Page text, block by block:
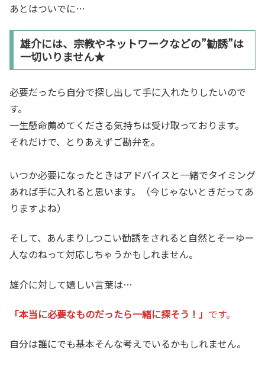
あとはついでに…
雄介には、宗教やネットワークなどの”勧誘”は
一切いりません★
必要だったら自分で探し出して手に入れたりしたいので
す。
一生懸命薦めてくださる気持ちは受け取っております。
それだけで、とりあえずご勘弁を。
いつか必要になったときはアドバイスと一緒でタイミング
あれば手に入れると思います。（今じゃないときだってあ
りますよね）
そして、あんまりしつこい勧誘をされると自然とそーゆー
人なのねって対応しちゃうかもしれません。
雄介に対して嬉しい言葉は…
「本当に必要なものだったら一緒に探そう！」 です。
自分は誰にでも基本そんな考えでいるかもしれません。